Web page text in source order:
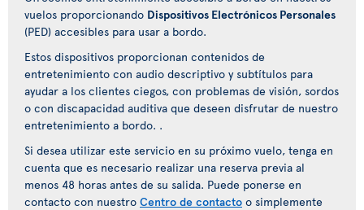
vuelos proporcionando Dispositivos Electrónicos Personales
(PED) accesibles para usar a bordo.
Estos dispositivos proporcionan contenidos de
entretenimiento con audio descriptivo y subtítulos para
ayudar a los clientes ciegos, con problemas de visión, sordos
o con discapacidad auditiva que deseen disfrutar de nuestro
entretenimiento a bordo. .
Si desea utilizar este servicio en su próximo vuelo, tenga en
cuenta que es necesario realizar una reserva previa al
menos 48 horas antes de su salida. Puede ponerse en
contacto con nuestro Centro de contacto o simplemente